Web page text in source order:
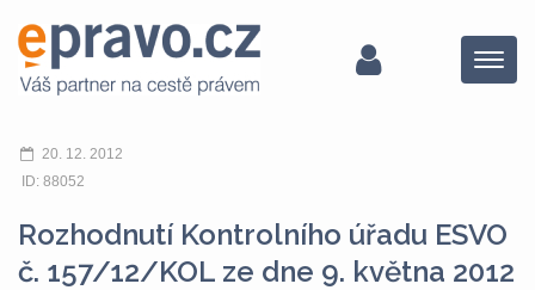
Menu
20. 12. 2012
ID: 88052
Rozhodnutí Kontrolního úřadu ESVO
č. 157/12/KOL ze dne 9. května 2012